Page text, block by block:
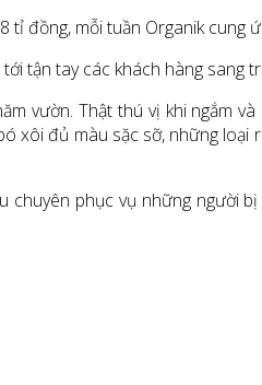
đồng, mỗi tuần Organik
tận tay các khách hàng sang
vườn. Thật thú vị khi ngắm
xôi đủ màu sặc sỡ, những
phục vụ những người